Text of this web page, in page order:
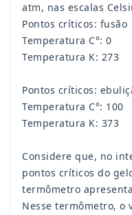
atm, nas escalas
Pontos críticos: fusão
Temperatura C°: 0
Temperatura K: 273
Pontos críticos:
Temperatura C°: 100
Temperatura K: 373
Considere que, no
pontos críticos do
termômetro
Nesse termômetro, o